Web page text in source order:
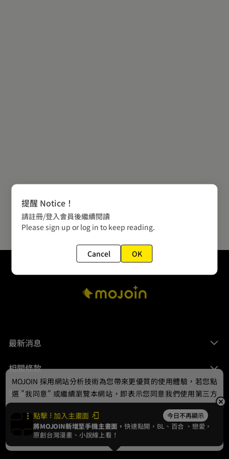
最新消息
相關條款
聯絡我們
© 2024 gamania Digital Entertainment Co., Ltd.
點擊 加入主畫面 今日不再顯示
將MOJOIN新增至手機主畫面，快速點開，BL、 百合 、戀愛，
原創台灣漫畫、小說線上看！
MOJOIN 採用網站分析技術為您帶來更優質的使用體驗，若您點
選 "我同意" 或繼續瀏覽本網站，即表示您同意我們使用第三方
Cookie，欲瞭解更多資訊請見隱私權政策。
我同意
提醒 Notice！
請註冊/登入會員後繼續閱讀
Please sign up or log in to keep reading.
Cancel OK